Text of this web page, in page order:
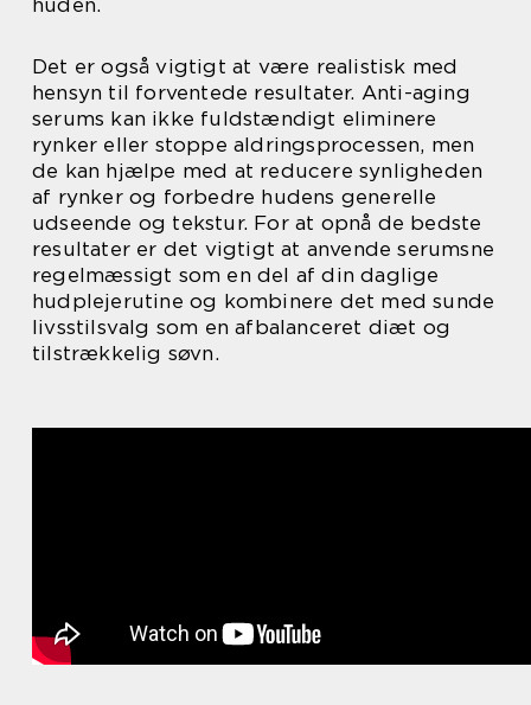
Det er også vigtigt at være realistisk med
hensyn til forventede resultater. Anti-aging
serums kan ikke fuldstændigt eliminere
rynker eller stoppe aldringsprocessen, men
de kan hjælpe med at reducere synligheden
af rynker og forbedre hudens generelle
udseende og tekstur. For at opnå de bedste
resultater er det vigtigt at anvende serumsne
regelmæssigt som en del af din daglige
hudplejerutine og kombinere det med sunde
livsstilsvalg som en afbalanceret diæt og
tilstrækkelig søvn.